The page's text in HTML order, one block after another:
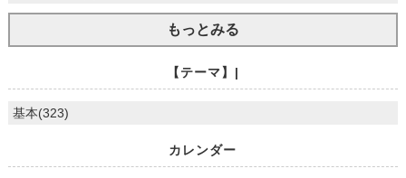
もっとみる
【テーマ】|
基本(323)
カレンダー